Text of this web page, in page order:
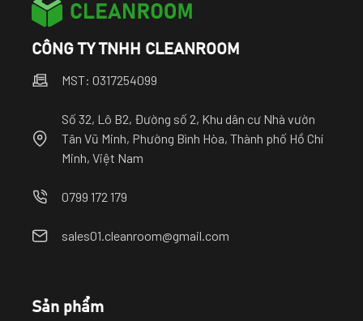
CÔNG TY TNHH CLEANROOM
MST: 0317254099
Số 32, Lô B2, Đường số 2, Khu dân cư Nhà vườn
Tân Vũ Minh, Phường Bình Hòa, Thành phố Hồ Chí
Minh, Việt Nam
0799 172 179
sales01.cleanroom@gmail.com
Sản phẩm